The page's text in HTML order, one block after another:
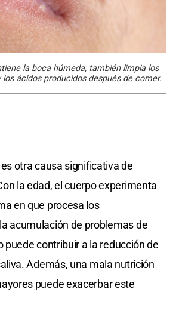
la boca húmeda; también limpia los
ácidos producidos después de comer.
otra causa significativa de
la edad, el cuerpo experimenta
en que procesa los
acumulación de problemas de
puede contribuir a la reducción de
Además, una mala nutrición
puede exacerbar este